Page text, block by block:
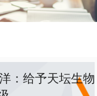
：给予天坛生物